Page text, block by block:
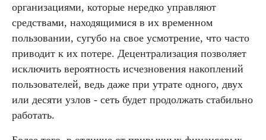
организациями, которые нередко управляют
средствами, находящимися в их временном
пользовании, сугубо на свое усмотрение, что часто
приводит к их потере. Децентрализация позволяет
исключить вероятность исчезновения накоплений
пользователей, ведь даже при утрате одного, двух
или десяти узлов - сеть будет продолжать стабильно
работать.